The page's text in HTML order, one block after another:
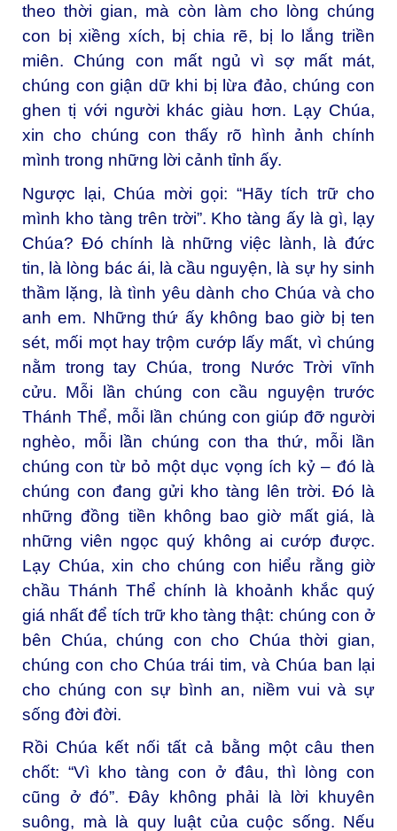
theo thời gian, mà còn làm cho lòng chúng
con bị xiềng xích, bị chia rẽ, bị lo lắng triền
miên. Chúng con mất ngủ vì sợ mất mát,
chúng con giận dữ khi bị lừa đảo, chúng con
ghen tị với người khác giàu hơn. Lạy Chúa,
xin cho chúng con thấy rõ hình ảnh chính
mình trong những lời cảnh tỉnh ấy.
Ngược lại, Chúa mời gọi: “Hãy tích trữ cho
mình kho tàng trên trời”. Kho tàng ấy là gì, lạy
Chúa? Đó chính là những việc lành, là đức
tin, là lòng bác ái, là cầu nguyện, là sự hy sinh
thầm lặng, là tình yêu dành cho Chúa và cho
anh em. Những thứ ấy không bao giờ bị ten
sét, mối mọt hay trộm cướp lấy mất, vì chúng
nằm trong tay Chúa, trong Nước Trời vĩnh
cửu. Mỗi lần chúng con cầu nguyện trước
Thánh Thể, mỗi lần chúng con giúp đỡ người
nghèo, mỗi lần chúng con tha thứ, mỗi lần
chúng con từ bỏ một dục vọng ích kỷ – đó là
chúng con đang gửi kho tàng lên trời. Đó là
những đồng tiền không bao giờ mất giá, là
những viên ngọc quý không ai cướp được.
Lạy Chúa, xin cho chúng con hiểu rằng giờ
chầu Thánh Thể chính là khoảnh khắc quý
giá nhất để tích trữ kho tàng thật: chúng con ở
bên Chúa, chúng con cho Chúa thời gian,
chúng con cho Chúa trái tim, và Chúa ban lại
cho chúng con sự bình an, niềm vui và sự
sống đời đời.
Rồi Chúa kết nối tất cả bằng một câu then
chốt: “Vì kho tàng con ở đâu, thì lòng con
cũng ở đó”. Đây không phải là lời khuyên
suông, mà là quy luật của cuộc sống. Nếu